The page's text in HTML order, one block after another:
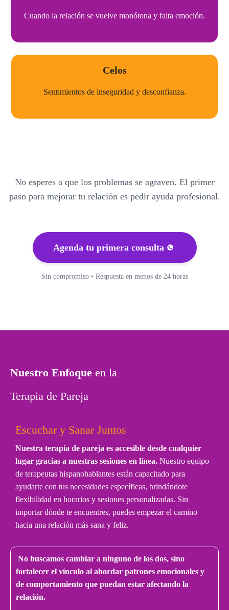
Cuando la relación se vuelve monótona y falta emoción.
Celos​
Sentimientos de inseguridad y desconfianza.
No esperes a que los problemas se agraven. El primer
paso para mejorar tu relación es pedir ayuda profesional.
Agenda tu primera consulta
Sin compromiso • Respuesta en menos de 24 horas
Nuestro Enfoque en la
Terapia de Pareja
Escuchar y Sanar Juntos
Nuestra terapia de pareja es accesible desde cualquier
lugar gracias a nuestras sesiones en línea. Nuestro equipo
de terapeutas hispanohablantes están capacitado para
ayudarte con tus necesidades específicas, brindándote
flexibilidad en horarios y sesiones personalizadas. Sin
importar dónde te encuentres, puedes empezar el camino
hacia una relación más sana y feliz.
No buscamos cambiar a ninguno de los dos, sino
fortalecer el vínculo al abordar patrones emocionales y
de comportamiento que puedan estar afectando la
relación.